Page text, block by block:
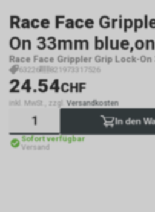
Race Face
On 33mm
Race Face Grippler Grip Lock-
63226 821973317526
24.54CHF
inkl. MwSt., zzgl. Versandkosten
In den
Sofort verfügbar
Versand